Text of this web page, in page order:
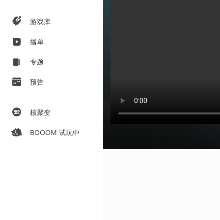
游戏库
播单
专题
预告
核聚变
BOOOM 试玩中